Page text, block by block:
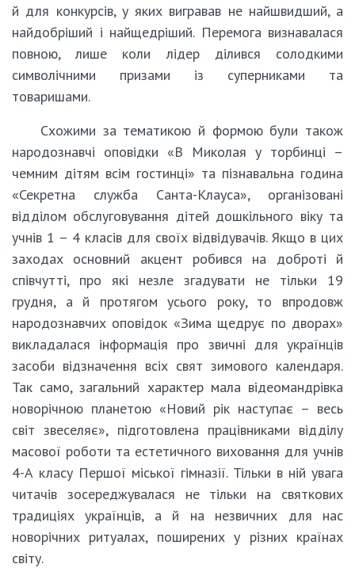
й для конкурсів, у яких вигравав не найшвидший, а
найдобріший і найщедріший. Перемога визнавалася
повною, лише коли лідер ділився солодкими
символічними призами із суперниками та
товаришами.
Схожими за тематикою й формою були також
народознавчі оповідки «В Миколая у торбинці –
чемним дітям всім гостинці» та пізнавальна година
«Секретна служба Санта-Клауса», організовані
відділом обслуговування дітей дошкільного віку та
учнів 1 – 4 класів для своїх відвідувачів. Якщо в цих
заходах основний акцент робився на доброті й
співчутті, про які незле згадувати не тільки 19
грудня, а й протягом усього року, то впродовж
народознавчих оповідок «Зима щедрує по дворах»
викладалася інформація про звичні для українців
засоби відзначення всіх свят зимового календаря.
Так само, загальний характер мала відеомандрівка
новорічною планетою «Новий рік наступає – весь
світ звеселяє», підготовлена працівниками відділу
масової роботи та естетичного виховання для учнів
4-А класу Першої міської гімназії. Тільки в ній увага
читачів зосереджувалася не тільки на святкових
традиціях українців, а й на незвичних для нас
новорічних ритуалах, поширених у різних країнах
світу.